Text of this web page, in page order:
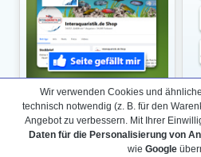
Wir verwenden Cookies und
technisch notwendig (z. B. für den
Angebot zu verbessern. Mit Ihrer
Daten für die Personalisierung von
wie Google